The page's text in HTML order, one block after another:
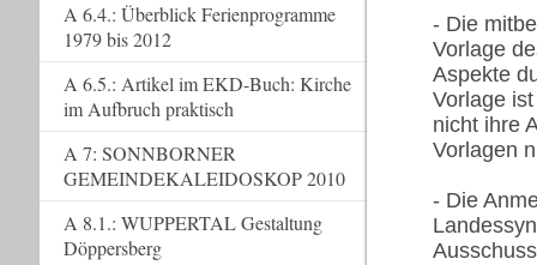
- Die
Vorlage
Aspekte
Vorlage
nicht ihre
Vorlagen
- Die
A 6.4.: Überblick Ferienprogramme
1979 bis 2012
A 6.5.: Artikel im EKD-Buch: Kirche
im Aufbruch praktisch
A 7: SONNBORNER
GEMEINDEKALEIDOSKOP 2010
A 8.1.: WUPPERTAL Gestaltung
Döppersberg